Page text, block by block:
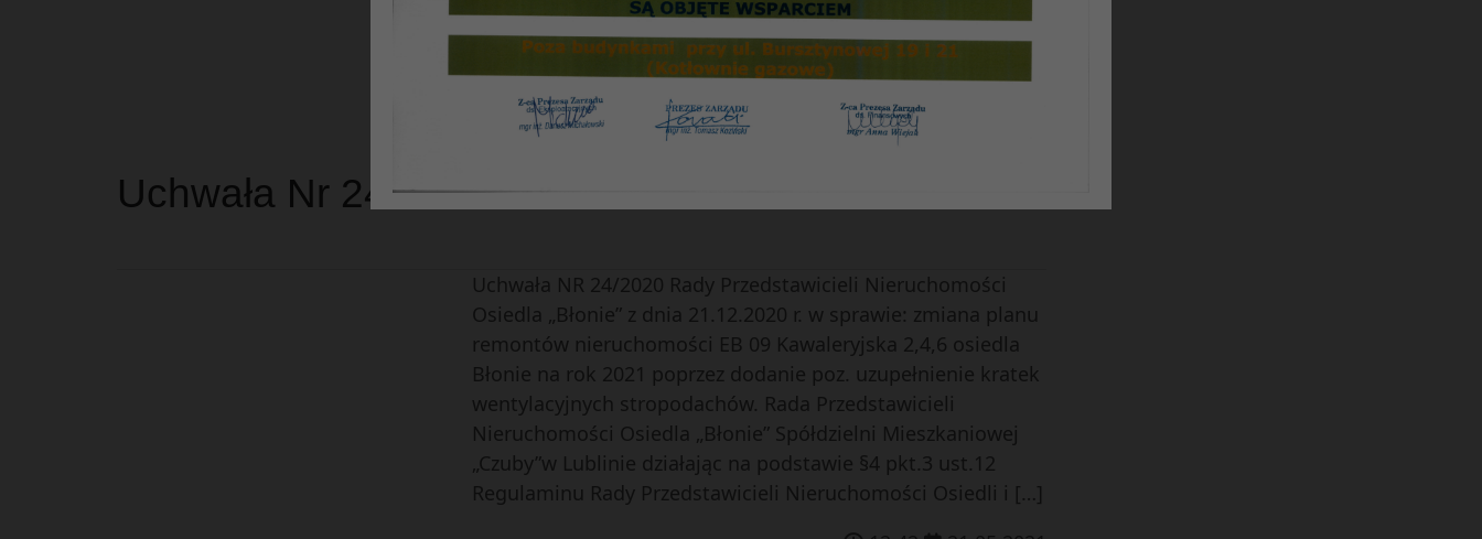
Przedstawicieli Nieruchomości Osiedla „Błonie” Spółdzielni
Mieszkaniowej „Czuby”w Lublinie działając na podstawie §4
pkt.3 ust.12 Regulaminu Rady Przedstawicieli Nieruchomości
Osiedli i […]
45
Uchwała Nr 24/2020 z dnia 21.12.2020 r.
Uchwała NR 24/2020 Rady Przedstawicieli Nieruchomości
Osiedla „Błonie” z dnia 21.12.2020 r. w sprawie: zmiana planu
remontów nieruchomości EB 09 Kawaleryjska 2,4,6 osiedla
Błonie na rok 2021 poprzez dodanie poz. uzupełnienie kratek
wentylacyjnych stropodachów. Rada Przedstawicieli
Nieruchomości Osiedla „Błonie” Spółdzielni Mieszkaniowej
„Czuby”w Lublinie działając na podstawie §4 pkt.3 ust.12
Regulaminu Rady Przedstawicieli Nieruchomości Osiedli i […]